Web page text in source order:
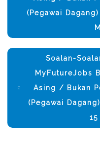
(Pegawai
Soalan-
MyFutureJobs
Asing / Bukan
(Pegawai